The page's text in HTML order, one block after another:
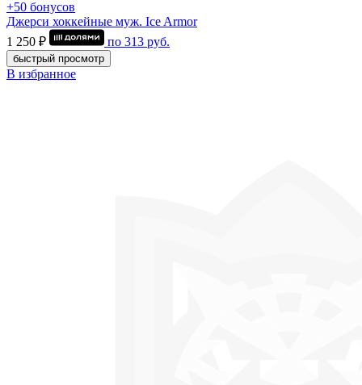
+50 бонусов
Джерси хоккейные муж. Ice Armor
1 250 ₽
по 313 руб.
быстрый просмотр
В избранное